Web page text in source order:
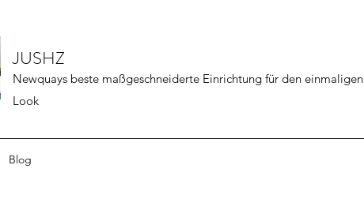
JUSHZ
Newquays beste maßgeschneiderte Einrichtung für den einmaligen
Look
Blog